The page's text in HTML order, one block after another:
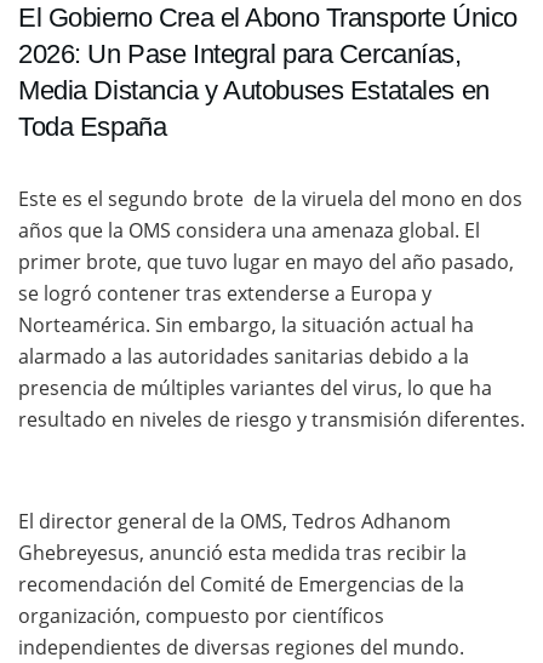
El Gobierno Crea el Abono Transporte Único
2026: Un Pase Integral para Cercanías,
Media Distancia y Autobuses Estatales en
Toda España
Este es el segundo brote de la viruela del mono en dos
años que la OMS considera una amenaza global. El
primer brote, que tuvo lugar en mayo del año pasado,
se logró contener tras extenderse a Europa y
Norteamérica. Sin embargo, la situación actual ha
alarmado a las autoridades sanitarias debido a la
presencia de múltiples variantes del virus, lo que ha
resultado en niveles de riesgo y transmisión diferentes.
El director general de la OMS, Tedros Adhanom
Ghebreyesus, anunció esta medida tras recibir la
recomendación del Comité de Emergencias de la
organización, compuesto por científicos
independientes de diversas regiones del mundo.